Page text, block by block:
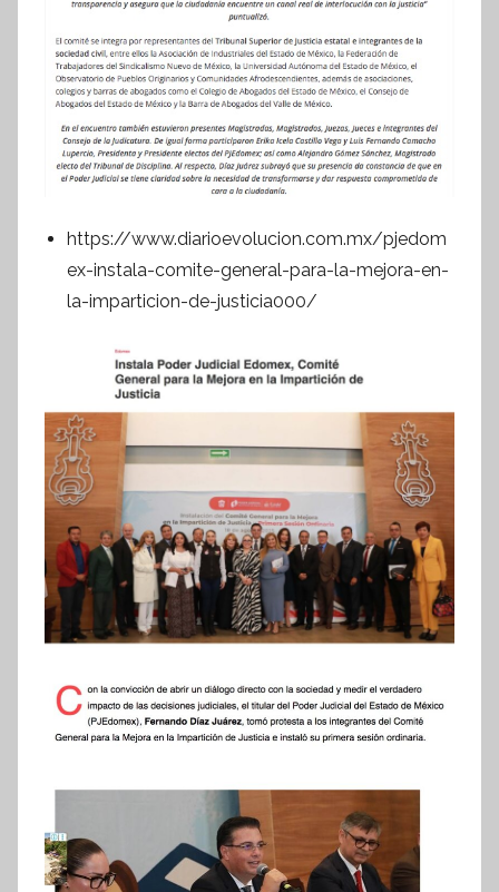
https://www.diarioevolucion.com.mx/pjedom
ex-instala-comite-general-para-la-mejora-en-
la-imparticion-de-justicia000/